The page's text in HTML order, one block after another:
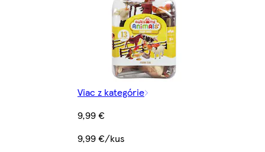
Viac z kategórie
9,99 €
9,99 €/kus